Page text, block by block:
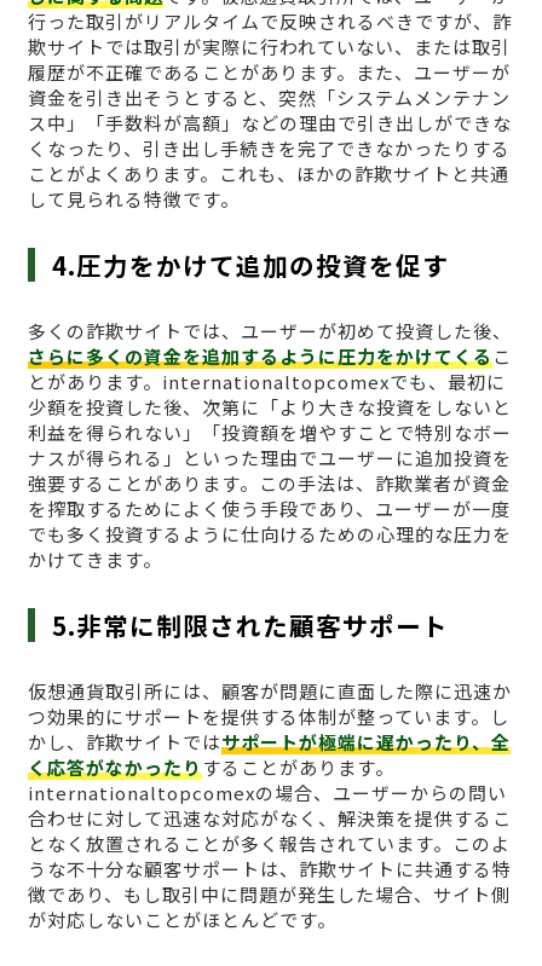
行った取引がリアルタイムで反映されるべきですが、詐
欺サイトでは取引が実際に行われていない、または取引
履歴が不正確であることがあります。また、ユーザーが
資金を引き出そうとすると、突然「システムメンテナン
ス中」「手数料が高額」などの理由で引き出しができな
くなったり、引き出し手続きを完了できなかったりする
ことがよくあります。これも、ほかの詐欺サイトと共通
して見られる特徴です。
4.圧力をかけて追加の投資を促す
多くの詐欺サイトでは、ユーザーが初めて投資した後、
さらに多くの資金を追加するように圧力をかけてくるこ
とがあります。internationaltopcomexでも、最初に
少額を投資した後、次第に「より大きな投資をしないと
利益を得られない」「投資額を増やすことで特別なボー
ナスが得られる」といった理由でユーザーに追加投資を
強要することがあります。この手法は、詐欺業者が資金
を搾取するためによく使う手段であり、ユーザーが一度
でも多く投資するように仕向けるための心理的な圧力を
かけてきます。
5.非常に制限された顧客サポート
仮想通貨取引所には、顧客が問題に直面した際に迅速か
つ効果的にサポートを提供する体制が整っています。し
かし、詐欺サイトではサポートが極端に遅かったり、全
く応答がなかったりすることがあります。
internationaltopcomexの場合、ユーザーからの問い
合わせに対して迅速な対応がなく、解決策を提供するこ
となく放置されることが多く報告されています。このよ
うな不十分な顧客サポートは、詐欺サイトに共通する特
徴であり、もし取引中に問題が発生した場合、サイト側
が対応しないことがほとんどです。